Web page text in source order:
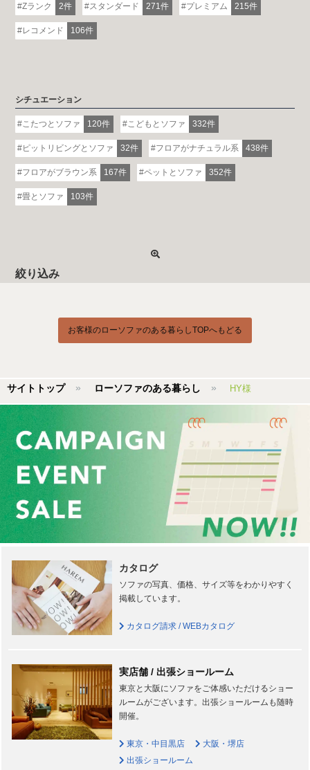
Zランク 2件 スタンダード 271件 プレミアム 215件
レコメンド 106件
シチュエーション
こたつとソファ 120件 こどもとソファ 332件
ピットリビングとソファ 32件 フロアがナチュラル系 438件
フロアがブラウン系 167件 ペットとソファ 352件
畳とソファ 103件
絞り込み
お客様のローソファのある暮らしTOPへもどる
サイトトップ ローソファのある暮らし HY様
カタログ
ソファの写真、価格、サイズ等をわかりやすく
掲載しています。
カタログ請求 / WEBカタログ
実店舗 / 出張ショールーム
東京と大阪にソファをご体感いただけるショー
ルームがございます。出張ショールームも随時
開催。
東京・中目黒店
大阪・堺店
出張ショールーム